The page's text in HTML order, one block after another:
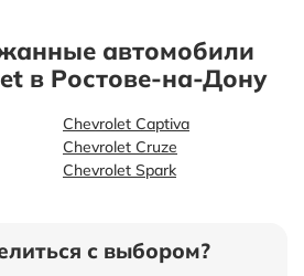
автомобили
в Ростове-на-Дону
Chevrolet Captiva
Chevrolet Cruze
Chevrolet Spark
с выбором?